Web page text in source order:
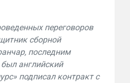
переговоров
сборной
последним
английский
подписал контракт с